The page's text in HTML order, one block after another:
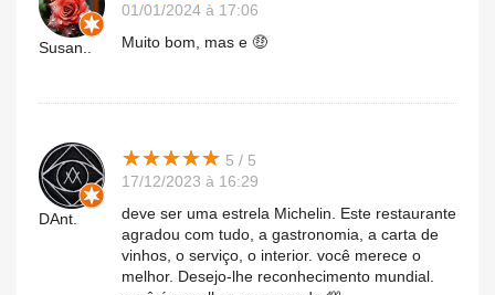
Susan..
01/01/2024 à 17:06
Muito bom, mas e 🤑
DAnt.
★★★★★
★★★★★ 5 / 5
17/12/2023 à 16:29
deve ser uma estrela Michelin. Este restaurante
agradou com tudo, a gastronomia, a carta de
vinhos, o serviço, o interior. você merece o
melhor. Desejo-lhe reconhecimento mundial.